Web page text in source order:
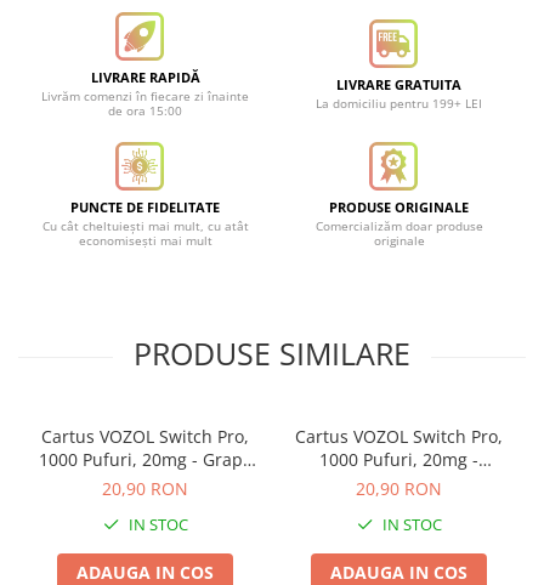
LIVRARE RAPIDĂ
Livrăm comenzi în fiecare zi înainte
de ora 15:00
LIVRARE GRATUITA
La domiciliu pentru 199+ LEI
PUNCTE DE FIDELITATE
Cu cât cheltuiești mai mult, cu atât
economisești mai mult
PRODUSE ORIGINALE
Comercializăm doar produse
originale
PRODUSE SIMILARE
Cartus VOZOL Switch Pro,
1000 Pufuri, 20mg - Grape
Ice
20,90 RON
IN STOC
ADAUGA IN COS
Cartus VOZOL Switch Pro,
1000 Pufuri, 20mg -
Strawberry Ice
20,90 RON
IN STOC
ADAUGA IN COS